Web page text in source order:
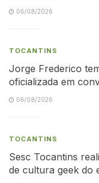
06/08/2026
TOCANTINS
Jorge Frederico
oficializada em
06/08/2026
TOCANTINS
Sesc Tocantins
de cultura geek do